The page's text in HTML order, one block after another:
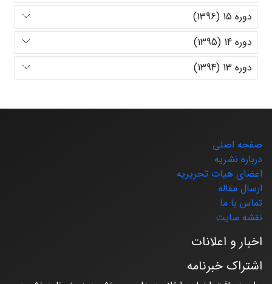
دوره 15 (1396)
دوره 14 (1395)
دوره 13 (1394)
صفحه اصلی
درباره نشریه
اعضای هیات تحریریه
ارسال مقاله
تماس با ما
نقشه سایت
اخبار و اعلانات
اشتراک خبرنامه